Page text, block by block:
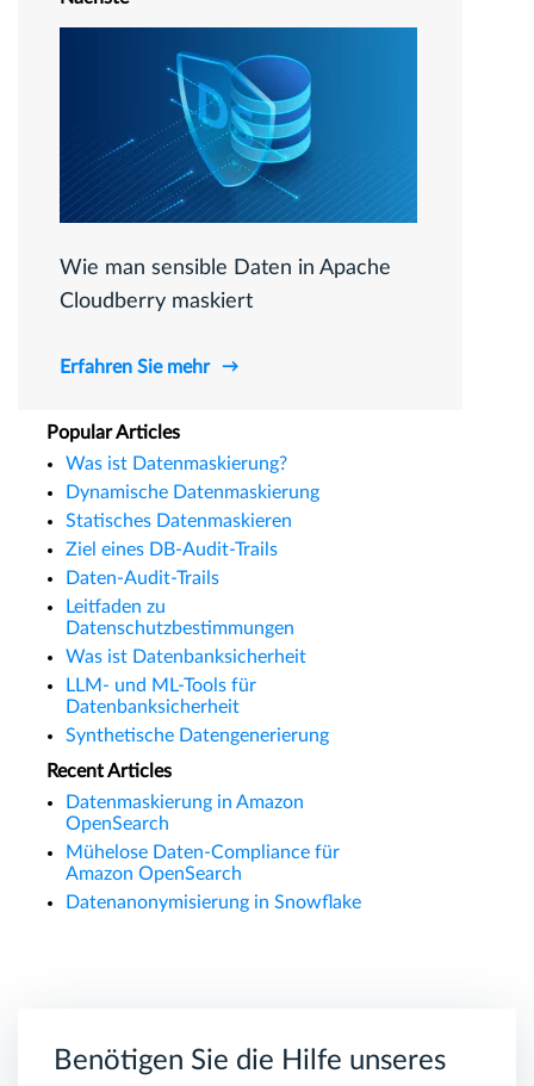
Wie man sensible Daten in Apache
Cloudberry maskiert
Erfahren Sie mehr
Popular Articles
Was ist Datenmaskierung?
Dynamische Datenmaskierung
Statisches Datenmaskieren
Ziel eines DB-Audit-Trails
Daten-Audit-Trails
Leitfaden zu
Datenschutzbestimmungen
Was ist Datenbanksicherheit
LLM- und ML-Tools für
Datenbanksicherheit
Synthetische Datengenerierung
Recent Articles
Datenmaskierung in Amazon
OpenSearch
Mühelose Daten-Compliance für
Amazon OpenSearch
Datenanonymisierung in Snowflake
Benötigen Sie die Hilfe unseres